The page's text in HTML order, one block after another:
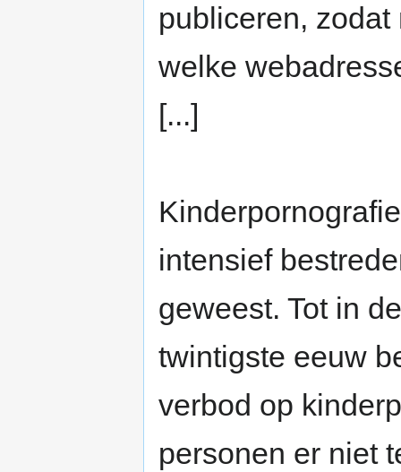
publiceren,
welke
[...]
intensief
geweest. Tot in
twintigste eeuw
verbod op
personen er niet